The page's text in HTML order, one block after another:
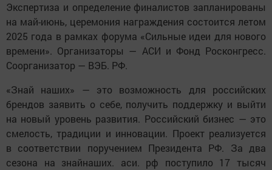
Экспертиза и определение финалистов запланированы
на май-июнь, церемония награждения состоится летом
2025 года в рамках форума «Сильные идеи для нового
времени». Организаторы — АСИ и Фонд Росконгресс.
Соорганизатор — ВЭБ. РФ.
«Знай наших» — это возможность для российских
брендов заявить о себе, получить поддержку и выйти
на новый уровень развития. Российский бизнес — это
смелость, традиции и инновации. Проект реализуется
в соответствии поручением Президента РФ. За два
сезона на знайнаших. аси. рф поступило 17 тысяч